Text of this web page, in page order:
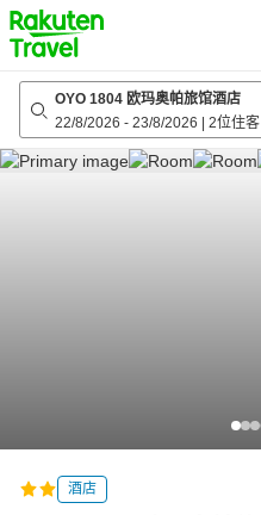
to
top
page
OYO 1804 欧玛奥帕旅馆酒店
22/8/2026 - 23/8/2026 2位住客
酒店